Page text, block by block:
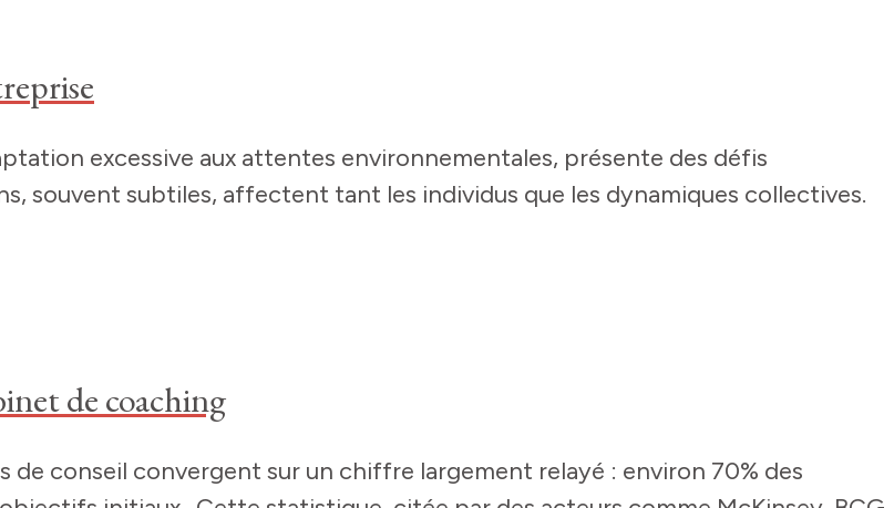
excessive aux attentes environnementales, présente des défis
souvent subtiles, affectent tant les individus que les dynamiques collectives.
de coaching
conseil convergent sur un chiffre largement relayé : environ 70% des